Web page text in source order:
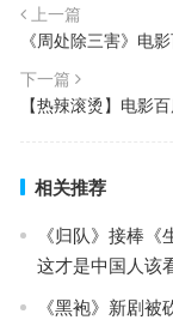
上一篇
《周处除三害》电
下一篇
【热辣滚烫】电影
相关推荐
《归队》接棒
这才是中国人该
《黑袍》新剧